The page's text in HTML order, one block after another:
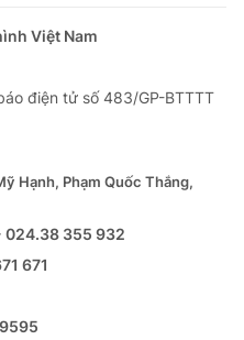
Việt Nam
điện tử số 483/GP-BTTTT
Hạnh, Phạm Quốc Thắng,
024.38 355 932
671